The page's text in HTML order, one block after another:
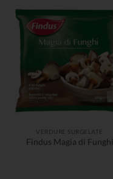
VERDURE SURGELATE
Findus Magia di Funghi